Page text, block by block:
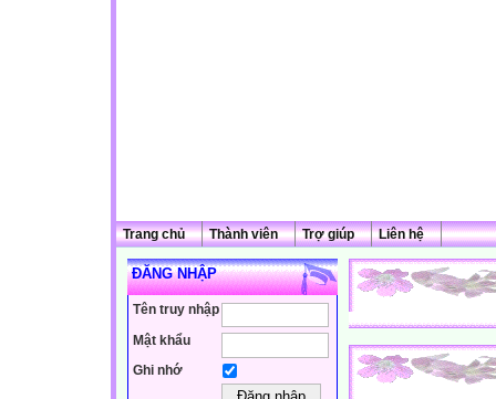
Trang chủ Thành viên Trợ giúp Liên hệ
ĐĂNG NHẬP
Tên truy nhập
Mật khẩu
Ghi nhớ